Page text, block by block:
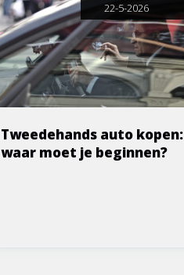
22-5-2026
Tweedehands auto kopen:
waar moet je beginnen?